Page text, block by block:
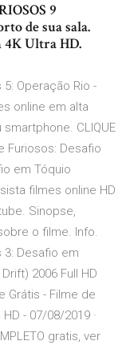
9
de sua sala.
4K Ultra HD.
Operação Rio -
online em alta
CLIQUE
Furiosos: Desafio
em Tóquio
filmes online HD
Sinopse,
o filme. Info.
3: Desafio em
2006 Full HD
Grátis - Filme de
- 07/08/2019 ·
gratis, ver